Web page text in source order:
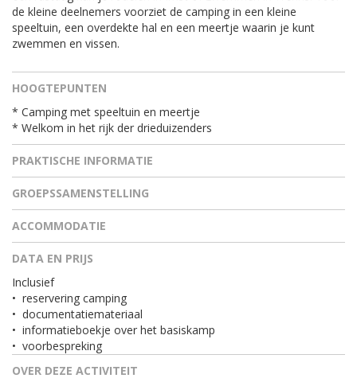
de kleine deelnemers voorziet de camping in een kleine
speeltuin, een overdekte hal en een meertje waarin je kunt
zwemmen en vissen.
HOOGTEPUNTEN
* Camping met speeltuin en meertje
* Welkom in het rijk der drieduizenders
PRAKTISCHE INFORMATIE
GROEPSSAMENSTELLING
ACCOMMODATIE
DATA EN PRIJS
Inclusief
• reservering camping
• documentatiemateriaal
• informatieboekje over het basiskamp
• voorbespreking
OVER DEZE ACTIVITEIT